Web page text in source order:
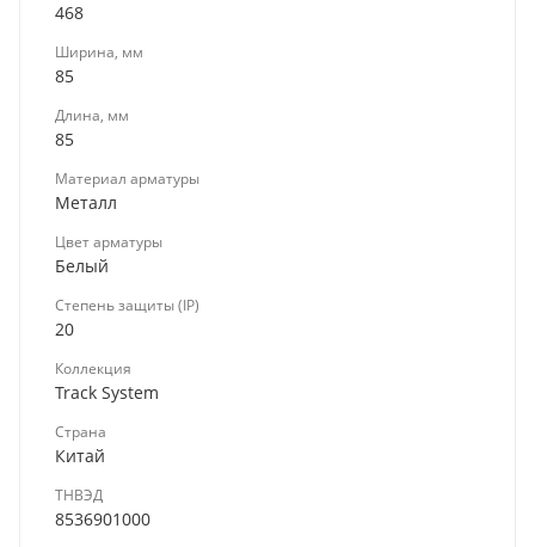
468
Ширина, мм
85
Длина, мм
85
Материал арматуры
Металл
Цвет арматуры
Белый
Степень защиты (IP)
20
Коллекция
Track System
Страна
Китай
ТНВЭД
8536901000